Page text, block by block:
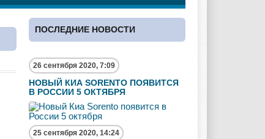
ПОСЛЕДНИЕ НОВОСТИ
26 сентября 2020, 7:09
НОВЫЙ КИА SORENTO ПОЯВИТСЯ
В РОССИИ 5 ОКТЯБРЯ
25 сентября 2020, 14:24